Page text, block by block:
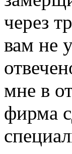
через
вам не
мне в
фирма